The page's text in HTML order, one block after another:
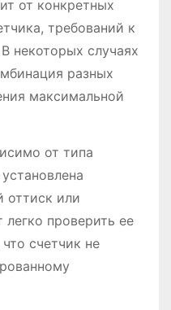
от конкретных
требований к
некоторых случаях
разных
максимальной
от типа
оттиск или
проверить ее
счетчик не